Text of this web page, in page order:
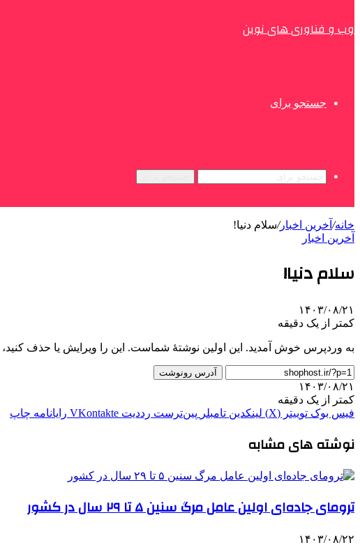
وب و فناوری های نوین
جستجو برای
خانه/ آخرین اخبار/سلام دنیا!
آخرین اخبار
سلام دنیا!
۱۴۰۳/۰۸/۲۱
کمتر از یک دقیقه
به وردپرس خوش آمدید. این اولین نوشتهٔ شماست. این را ویرایش یا حذف
آدرس رونوشت
۱۴۰۳/۰۸/۲۱
کمتر از یک دقیقه
فیس بوک توییتر (X) لینکدین ‫تامبلر ‫پین‌ترست ‫رددیت ‫VKontakte رایانامه چاپ
نوشته های مشابه
ترومای جاده‌ای اولین عامل مرگ سنین ۵ تا ۲۹ سال در کشور
۱۴۰۳/۰۸/۲۲